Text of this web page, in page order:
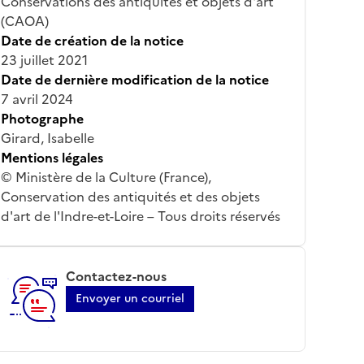
(CAOA)
Date de création de la notice
23 juillet 2021
Date de dernière modification de la notice
7 avril 2024
Photographe
Girard, Isabelle
Mentions légales
© Ministère de la Culture (France),
Conservation des antiquités et des objets
d'art de l'Indre-et-Loire – Tous droits réservés
Contactez-nous
Envoyer un courriel